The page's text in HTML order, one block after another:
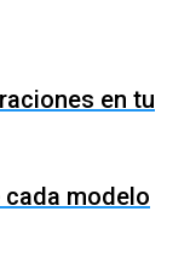
en tu
cada modelo